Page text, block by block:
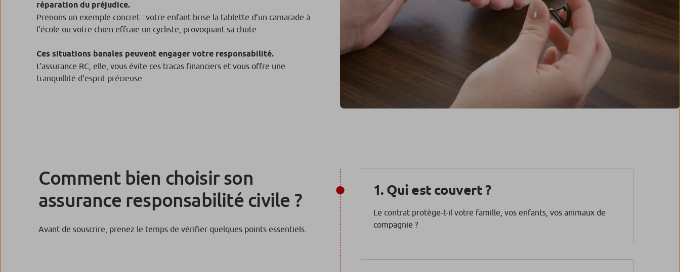
réparation du préjudice.
Prenons un exemple concret : votre enfant brise la tablette d’un camarade à
l’école ou votre chien effraie un cycliste, provoquant sa chute.
Ces situations banales peuvent engager votre responsabilité.
L’assurance RC, elle, vous évite ces tracas financiers et vous offre une
tranquillité d’esprit précieuse.
Comment bien choisir son
assurance responsabilité civile ?
Avant de souscrire, prenez le temps de vérifier quelques points essentiels.
1. Qui est couvert ?
Le contrat protège-t-il votre famille, vos enfants, vos animaux de
compagnie ?